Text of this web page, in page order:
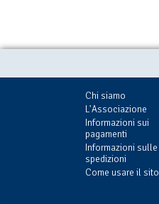
Chi siamo
L'Associazione
Informazioni sui
pagamenti
Informazioni sulle
spedizioni
Come usare il sito